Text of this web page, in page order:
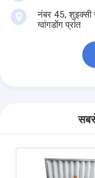
अब बात करें
स्वचालित रिवेटिंग
नंबर 45, शुइक्सी
ग्वांगडोंग प्रांत